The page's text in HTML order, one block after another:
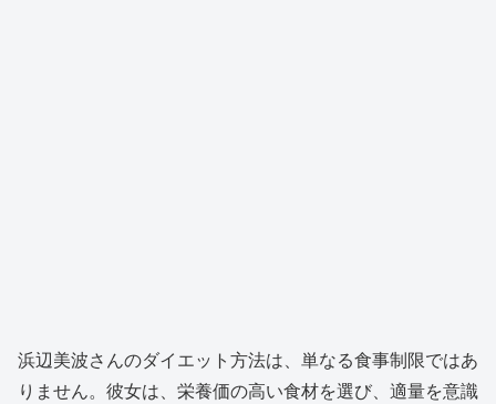
浜辺美波さんのダイエット方法は、単なる食事制限ではあ
りません。彼女は、栄養価の高い食材を選び、適量を意識